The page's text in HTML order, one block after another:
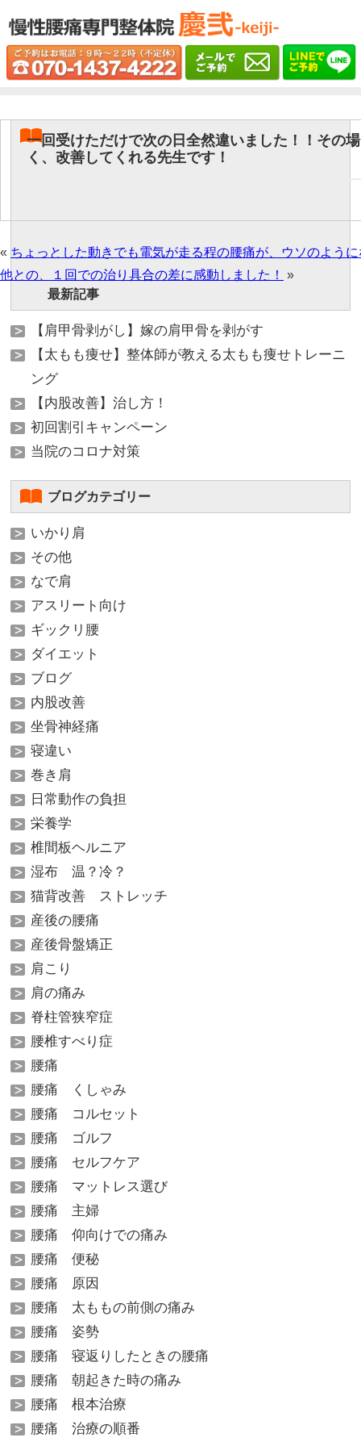
一回受けただけで次の日全然違いました！！その
く、改善してくれる先生です！
« ちょっとした動きでも電気が走る程の腰痛が、ウソのよう
他との、１回での治り具合の差に感動しました！
»
最新記事
【肩甲骨剥がし】嫁の肩甲骨を剥がす
【太もも痩せ】整体師が教える太もも痩せトレーニ
ング
【内股改善】治し方！
初回割引キャンペーン
当院のコロナ対策
ブログカテゴリー
いかり肩
その他
なで肩
アスリート向け
ギックリ腰
ダイエット
ブログ
内股改善
坐骨神経痛
寝違い
巻き肩
日常動作の負担
栄養学
椎間板ヘルニア
湿布 温？冷？
猫背改善 ストレッチ
産後の腰痛
産後骨盤矯正
肩こり
肩の痛み
脊柱管狭窄症
腰椎すべり症
腰痛
腰痛 くしゃみ
腰痛 コルセット
腰痛 ゴルフ
腰痛 セルフケア
腰痛 マットレス選び
腰痛 主婦
腰痛 仰向けでの痛み
腰痛 便秘
腰痛 原因
腰痛 太ももの前側の痛み
腰痛 姿勢
腰痛 寝返りしたときの腰痛
腰痛 朝起きた時の痛み
腰痛 根本治療
腰痛 治療の順番